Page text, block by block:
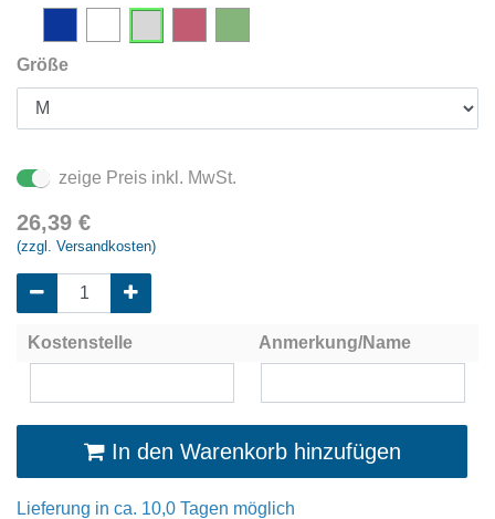
Größe
zeige Preis inkl. MwSt.
26,39 €
(zzgl. Versandkosten)
Kostenstelle Anmerkung/Name
In den Warenkorb hinzufügen
Lieferung in ca. 10,0 Tagen möglich